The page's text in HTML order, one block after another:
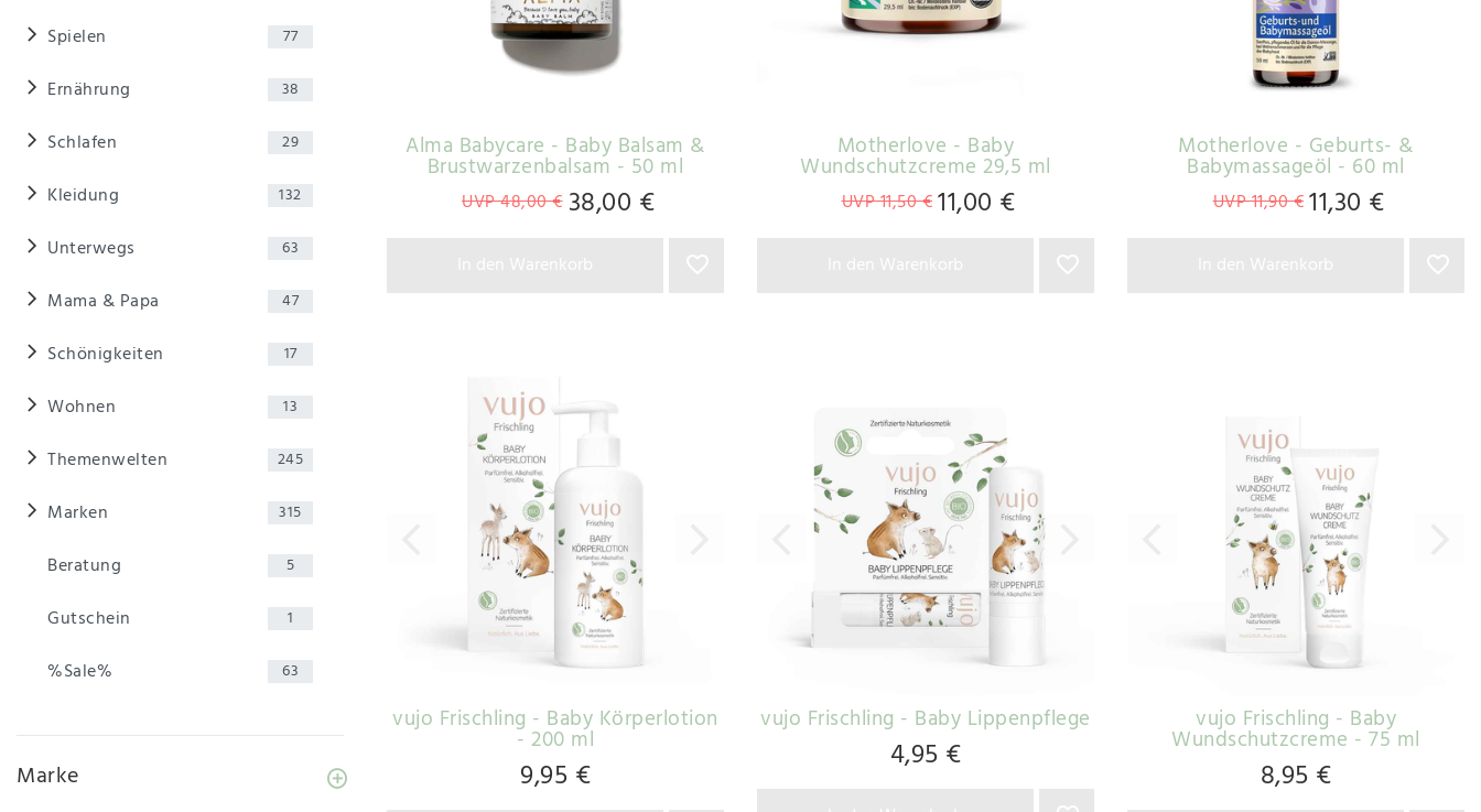
Spielen 77
Ernährung 38
Schlafen 29
Kleidung 132
Unterwegs 63
Mama & Papa 47
Schönigkeiten 17
Wohnen 13
Themenwelten 245
Marken 315
Beratung 5
Gutschein 1
%Sale% 63
Marke
Alma Babycare - Baby Balsam &
Brustwarzenbalsam - 50 ml
UVP 48,00 € 38,00 €
Motherlove - Baby
Wundschutzcreme 29,5 ml
UVP 11,50 €11,00 €
Motherlove - Geburts- &
Babymassageöl - 60 ml
UVP 11,90 €11,30 €
vujo Frischling - Baby Körperlotion
- 200 ml
9,95 €
vujo Frischling - Baby Lippenpflege
4,95 €
vujo Frischling - Baby
Wundschutzcreme - 75 ml
8,95 €